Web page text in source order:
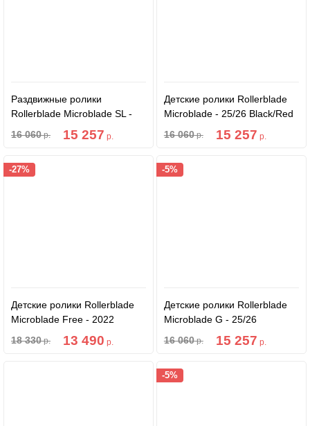
Раздвижные ролики
Rollerblade Microblade SL -
25/26 Black/Sky Blue
16 060р. 15 257 р.
Детские ролики Rollerblade
Microblade - 25/26 Black/Red
16 060р. 15 257 р.
Детские ролики Rollerblade
Microblade Free - 2022
18 330р. 13 490 р.
-27%
Детские ролики Rollerblade
Microblade G - 25/26
16 060р. 15 257 р.
-5%
-5%